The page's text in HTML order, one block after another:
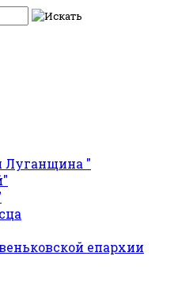
Луганщина "
епархии